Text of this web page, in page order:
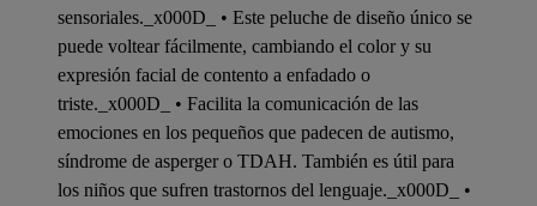
sensoriales._x000D_ • Este peluche de diseño único se
puede voltear fácilmente, cambiando el color y su
expresión facial de contento a enfadado o
triste._x000D_ • Facilita la comunicación de las
emociones en los pequeños que padecen de autismo,
síndrome de asperger o TDAH. También es útil para
los niños que sufren trastornos del lenguaje._x000D_ •